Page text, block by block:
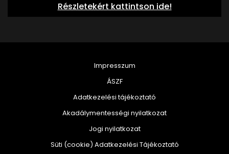
Részletekért kattintson ide!
Impresszum
ÁSZF
Adatkezelési tájékoztató
Akadálymentességi nyilatkozat
Jogi nyilatkozat
Süti (cookie) Adatkezelési Tájékoztató